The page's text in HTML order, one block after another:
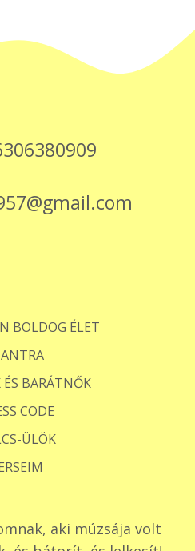
BOLDOG ÉLET
BARÁTNŐK
CODE
ÜLÖK
aki múzsája volt